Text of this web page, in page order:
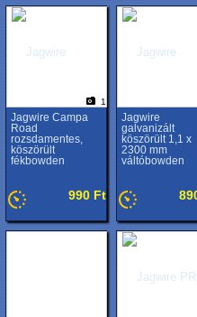
1
Jagwire Campa
Road
rozsdamentes,
köszörült
fékbowden
990 Ft
Jagwire
galvanizált
köszörült 1,1 x
2300 mm
váltóbowden